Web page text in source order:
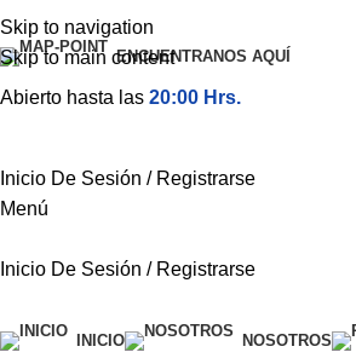
Skip to navigation
Skip to main contentENCUENTRANOS AQUÍ
Abierto hasta las 20:00 Hrs.
Inicio De Sesión / Registrarse
Menú
Inicio De Sesión / Registrarse
INICIO NOSOTROS